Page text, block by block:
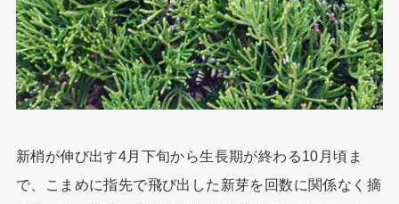
新梢が伸び出す4月下旬から生長期が終わる10月頃ま
で、こまめに指先で飛び出した新芽を回数に関係なく摘